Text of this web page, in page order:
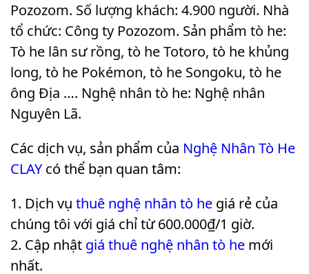
Pozozom. Số lượng khách: 4.900 người. Nhà
tổ chức: Công ty Pozozom. Sản phẩm tò he:
Tò he lân sư rồng, tò he Totoro, tò he khủng
long, tò he Pokémon, tò he Songoku, tò he
ông Địa …. Nghệ nhân tò he: Nghệ nhân
Nguyên Lã.
Các dịch vụ, sản phẩm của Nghệ Nhân Tò He
CLAY có thể bạn quan tâm:
Dịch vụ thuê nghệ nhân tò he giá rẻ của
chúng tôi với giá chỉ từ 600.000₫/1 giờ.
Cập nhật giá thuê nghệ nhân tò he mới
nhất.